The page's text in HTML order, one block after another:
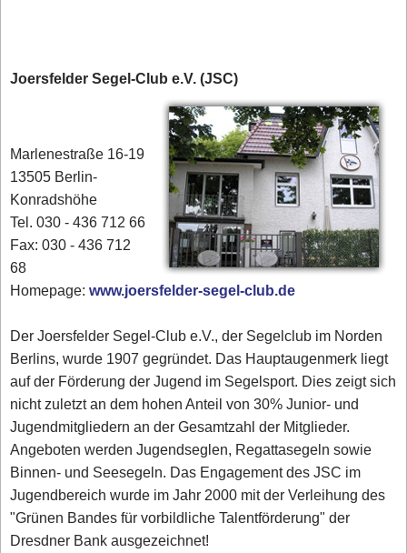
Joersfelder Segel-Club e.V. (JSC)
Marlenestraße 16-19
13505 Berlin-
Konradshöhe
Tel. 030 - 436 712 66
Fax: 030 - 436 712
68
Homepage:www.joersfelder-segel-club.de
Der Joersfelder Segel-Club e.V., der Segelclub im Norden
Berlins, wurde 1907 gegründet. Das Hauptaugenmerk liegt
auf der Förderung der Jugend im Segelsport. Dies zeigt sich
nicht zuletzt an dem hohen Anteil von 30% Junior- und
Jugendmitgliedern an der Gesamtzahl der Mitglieder.
Angeboten werden Jugendseglen, Regattasegeln sowie
Binnen- und Seesegeln. Das Engagement des JSC im
Jugendbereich wurde im Jahr 2000 mit der Verleihung des
"Grünen Bandes für vorbildliche Talentförderung" der
Dresdner Bank ausgezeichnet!